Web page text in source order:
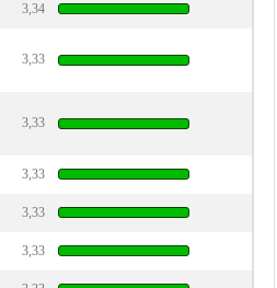
3,34
3,33
3,33
3,33
3,33
3,33